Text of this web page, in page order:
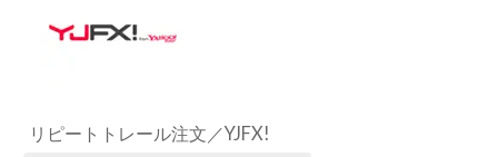
リピートトレール注文／YJFX!